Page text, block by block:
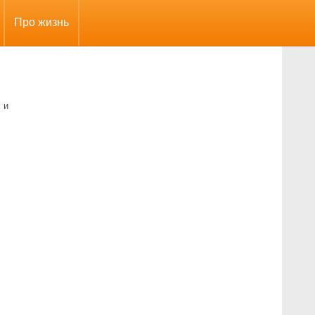
Про жизнь
и